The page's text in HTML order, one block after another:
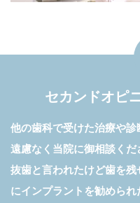
セカンドオピ
他の歯科で受けた治療や
遠慮なく当院に御相談くだ
抜歯と言われたけど歯を
にインプラントを勧めら